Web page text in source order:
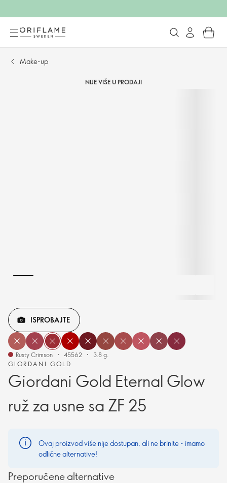
Make-up
NIJE VIŠE U PRODAJI
GIORDANI GOLD
Giordani Gold Eternal Glow
ruž za usne sa ZF 25
ISPROBAJTE
Rusty Crimson 45562 3.8 g.
Ovaj proizvod više nije dostupan, ali ne brinite - imamo
odlične alternative!
Preporučene alternative